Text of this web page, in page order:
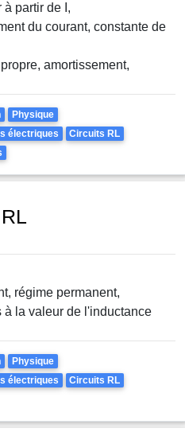
à partir de I,
du courant, constante de
amortissement,
Physique
électriques
Circuits RL
régime permanent,
à la valeur de l'inductance
Physique
électriques
Circuits RL